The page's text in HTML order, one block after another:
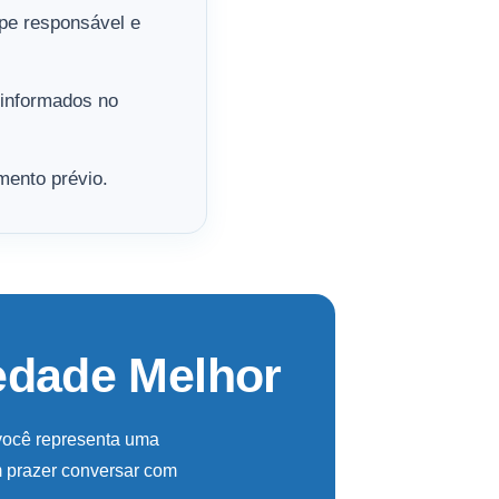
responsável e
no
prévio.
Melhor
representa uma
conversar com